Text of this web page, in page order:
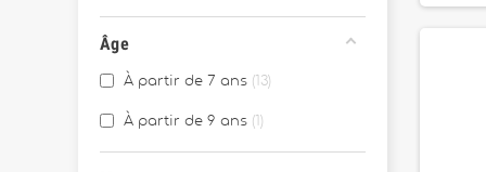
Âge
À partir de 7 ans 13
À partir de 9 ans